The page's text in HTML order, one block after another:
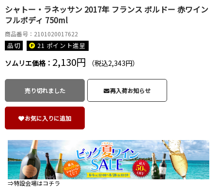
シャトー・ラネッサン 2017年 フランス ボルドー 赤ワイン
フルボディ 750ml
商品番号：2101020017622
品切 21 ポイント進呈
ソムリエ価格： 2,130円 （税込2,343円）
売り切れました 再入荷お知らせ
お気に入りに追加
⇒特設会場はコチラ